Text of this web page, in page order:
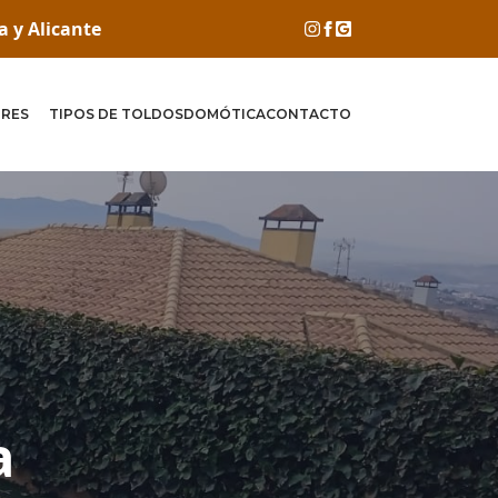
y Alicante
TIPOS DE TOLDOSDOMÓTICACONTACTO